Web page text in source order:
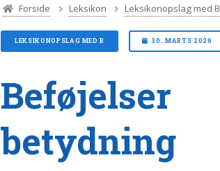
Forside Leksikon Leksikonopslag med B
LEKSIKONOPSLAG MED B 30. MARTS 2026
Beføjelser
betydning